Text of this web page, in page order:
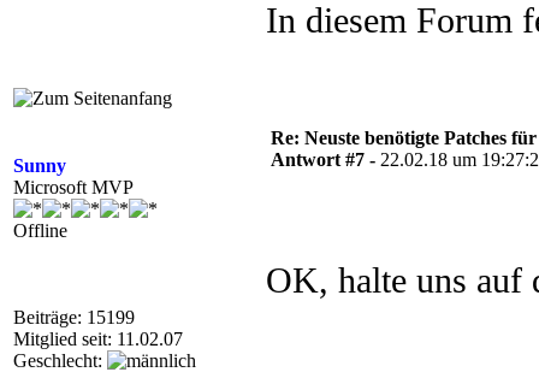
In diesem Forum
Sunny
Microsoft MVP
Offline
Beiträge: 15199
Mitglied seit: 11.02.07
Geschlecht:
Re: Neuste benötigte Patches
Antwort #7 - 22.02.18 um
OK, halte uns auf